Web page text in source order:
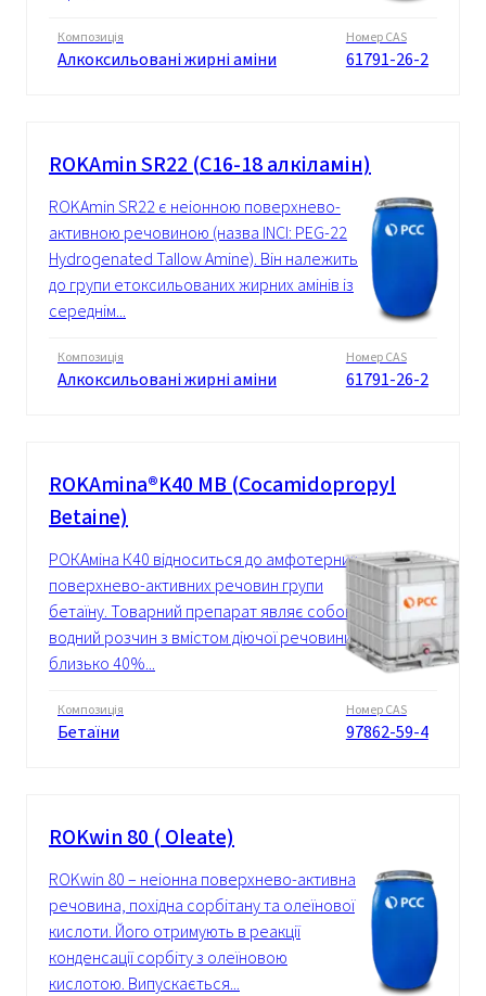
Композиція
Алкоксильовані жирні аміни
Номер CAS
61791-26-2
ROKAmin SR22 (C16-18 алкіламін)
ROKAmin SR22 є неіонною поверхнево-
активною речовиною (назва INCI: PEG-22
Hydrogenated Tallow Amine). Він належить
до групи етоксильованих жирних амінів із
середнім...
Композиція
Алкоксильовані жирні аміни
Номер CAS
61791-26-2
ROKAmina®K40 MB (Cocamidopropyl
Betaine)
РОКАміна К40 відноситься до амфотерних
поверхнево-активних речовин групи
бетаїну. Товарний препарат являє собою
водний розчин з вмістом діючої речовини
близько 40%...
Композиція
Бетаїни
Номер CAS
97862-59-4
ROKwin 80 ( Oleate)
ROKwin 80 – неіонна поверхнево-активна
речовина, похідна сорбітану та олеїнової
кислоти. Його отримують в реакції
конденсації сорбіту з олеїновою
кислотою. Випускається...